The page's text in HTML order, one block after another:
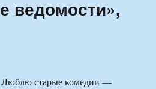
ведомости»,
Люблю старые комедии —